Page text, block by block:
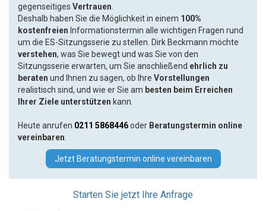
gegenseitiges Vertrauen
Deshalb haben Sie die Möglichkeit in einem 100%
kostenfreien Informationstermin alle wichtigen Fragen rund
um die ES-Sitzungsserie zu stellen. Dirk Beckmann möchte
verstehen, was Sie bewegt und was Sie von den
Sitzungsserie erwarten, um Sie anschließend ehrlich zu
beraten und Ihnen zu sagen, ob Ihre Vorstellungen
realistisch sind, und wie er Sie am besten beim Erreichen
Ihrer Ziele unterstützen kann.
Heute anrufen 0211 5868446oder Beratungstermin online
vereinbaren
Jetzt Beratungstermin online vereinbaren
Starten Sie jetzt Ihre Anfrage